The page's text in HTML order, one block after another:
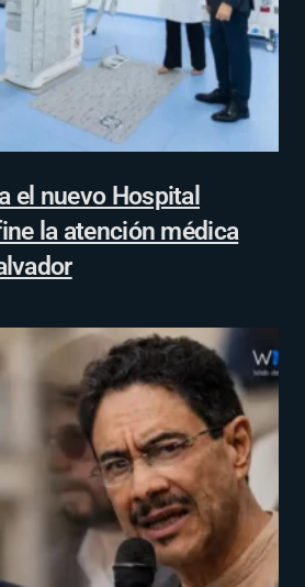
el nuevo Hospital
la atención médica